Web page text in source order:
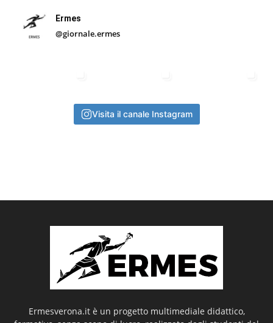
Ermes
@giornale.ermes
Visita il canale Instagram
Ermesverona.it è un progetto multimediale didattico,